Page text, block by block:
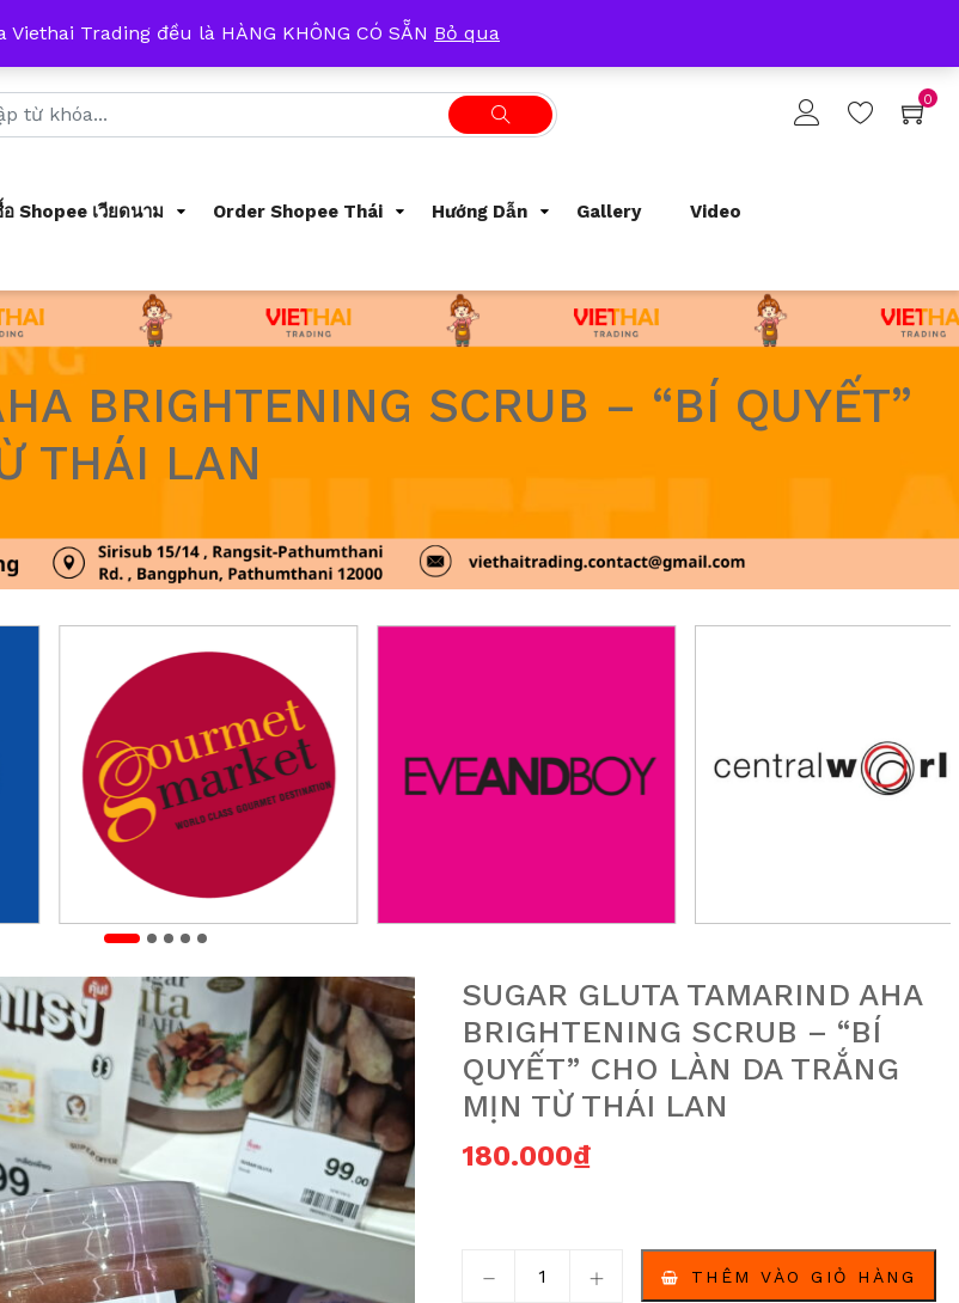
ngày
0
อ Shopee เวียดนาม Order Shopee Thái Hướng Dẫn Gallery Video
BRIGHTENING SCRUB – “BÍ QUYẾT”
THÁI LAN
SUGAR GLUTA TAMARIND AHA
BRIGHTENING SCRUB – “BÍ
QUYẾT” CHO LÀN DA TRẮNG
MỊN TỪ THÁI LAN
180.000₫
Sugar Gluta Tamarind AHA Brightening Scrub - "Bí
THÊM VÀO GIỎ HÀNG
Trading đều là HÀNG KHÔNG CÓ SẴN Bỏ qua